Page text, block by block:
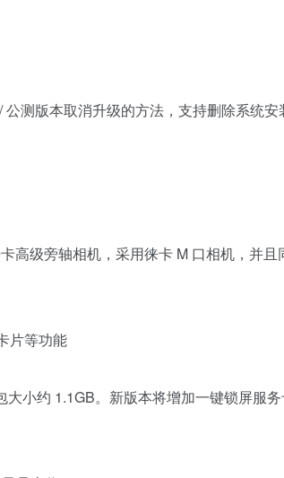
测版本取消升级的方法，支持删除系统安
高级旁轴相机，采用徕卡 M 口相机，并且
片等功能
小约 1.1GB。新版本将增加一键锁屏服